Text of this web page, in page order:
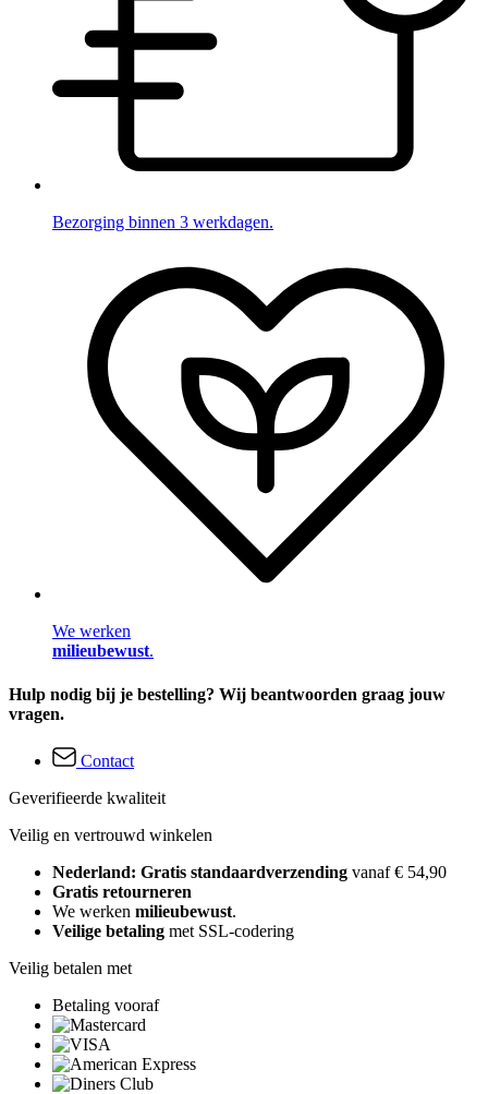
Bezorging binnen 3 werkdagen.
We werken
milieubewust.
Hulp nodig bij je bestelling? Wij beantwoorden graag jouw
vragen.
Contact
Geverifieerde kwaliteit
Veilig en vertrouwd winkelen
Nederland: Gratis standaardverzending vanaf € 54,90
Gratis retourneren
We werken milieubewust.
Veilige betaling met SSL-codering
Veilig betalen met
Betaling vooraf